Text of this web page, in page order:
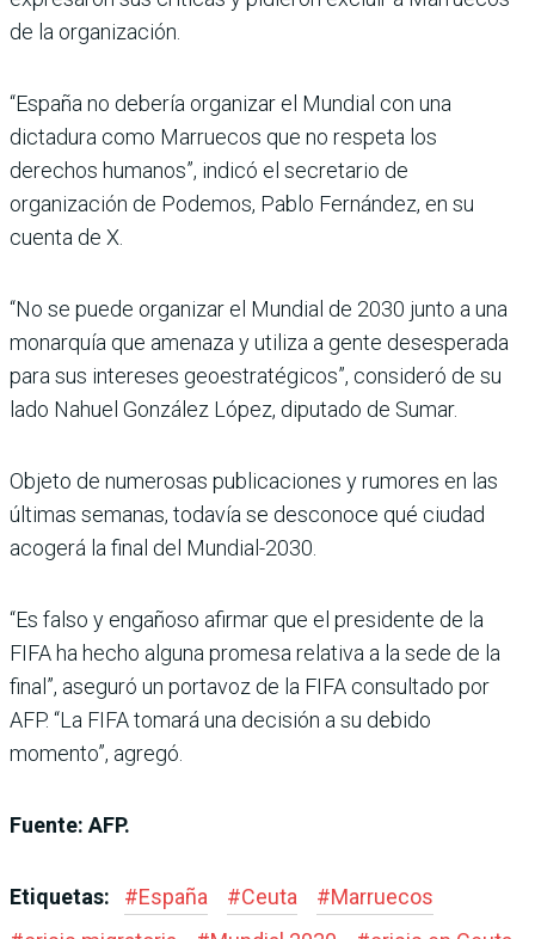
de la organización.
“España no debería organizar el Mundial con una
dictadura como Marruecos que no respeta los
derechos humanos”, indicó el secretario de
organización de Podemos, Pablo Fernández, en su
cuenta de X.
“No se puede organizar el Mundial de 2030 junto a una
monarquía que amenaza y utiliza a gente desesperada
para sus intereses geoestratégicos”, consideró de su
lado Nahuel González López, diputado de Sumar.
Objeto de numerosas publicaciones y rumores en las
últimas semanas, todavía se desconoce qué ciudad
acogerá la final del Mundial-2030.
“Es falso y engañoso afirmar que el presidente de la
FIFA ha hecho alguna promesa relativa a la sede de la
final”, aseguró un portavoz de la FIFA consultado por
AFP. “La FIFA tomará una decisión a su debido
momento”, agregó.
Fuente: AFP.
Etiquetas: #España #Ceuta #Marruecos